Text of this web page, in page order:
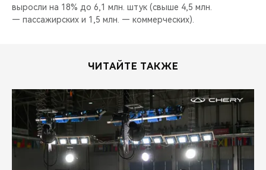
ВИДЕООБЗОРЫ
выросли на 18% до 6,1 млн. штук (свыше 4,5 млн.
— пассажирских и 1,5 млн. — коммерческих).
ЧИТАЙТЕ ТАКЖЕ